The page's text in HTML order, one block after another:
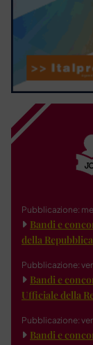
Pubblicazione:
Bandi e
della
Pubblicazione:
Bandi e
Ufficiale della
Pubblicazione:
Bandi e